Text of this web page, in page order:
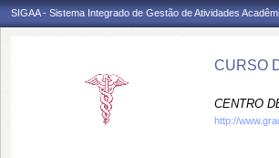
SIGAA - Sistema Integrado de Gestão de Atividades
CURSO
CENTRO
http://